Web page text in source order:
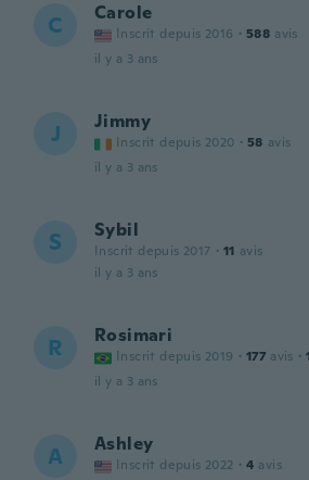
C Carole
Inscrit depuis 2016 · 588 avis
il y a 3 ans
J Jimmy
Inscrit depuis 2020 · 58 avis
il y a 3 ans
S Sybil
Inscrit depuis 2017 · 11 avis
il y a 3 ans
R Rosimari
Inscrit depuis 2019 · 177 avis ·
il y a 3 ans
A Ashley
Inscrit depuis 2022 · 4 avis